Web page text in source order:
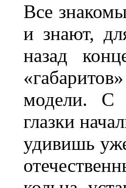
Все
и знают,
назад
модели. С
глазки
удивишь